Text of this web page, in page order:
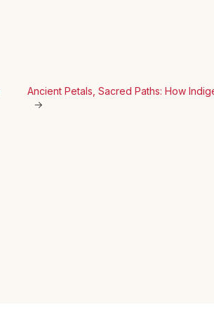
Ancient Petals, Sacred Paths: How
→